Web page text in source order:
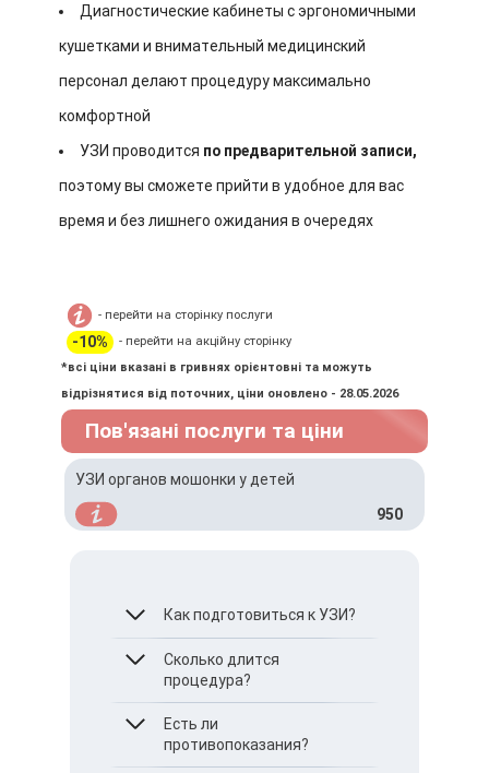
Диагностические кабинеты с эргономичными
кушетками и внимательный медицинский
персонал делают процедуру максимально
комфортной
УЗИ проводится по предварительной записи,
поэтому вы сможете прийти в удобное для вас
время и без лишнего ожидания в очередях
- перейти на сторінку послуги
-10%
- перейти на акційну сторінку
*всі ціни вказані в гривнях орієнтовні та можуть
відрізнятися від поточних, ціни оновлено - 28.05.2026
Пов'язані послуги та ціни
УЗИ органов мошонки у детей
950
Как подготовиться к УЗИ?
Рекомендуется
опорожнить мочевой
пузырь перед
проведением
обследования.
За несколько дней до УЗИ
Сколько длится
процедура?
Приблизительно 15–20
минут.
Есть ли
противопоказания?